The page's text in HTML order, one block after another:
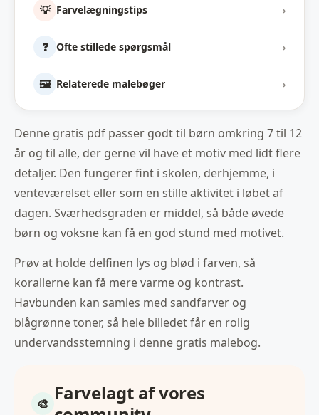
💡 Farvelægningstips ›
❓ Ofte stillede spørgsmål ›
🖼️ Relaterede malebøger ›
Denne gratis pdf passer godt til børn omkring 7 til 12
år og til alle, der gerne vil have et motiv med lidt flere
detaljer. Den fungerer fint i skolen, derhjemme, i
venteværelset eller som en stille aktivitet i løbet af
dagen. Sværhedsgraden er middel, så både øvede
børn og voksne kan få en god stund med motivet.
Prøv at holde delfinen lys og blød i farven, så
korallerne kan få mere varme og kontrast.
Havbunden kan samles med sandfarver og
blågrønne toner, så hele billedet får en rolig
undervandsstemning i denne gratis malebog.
Farvelagt af vores